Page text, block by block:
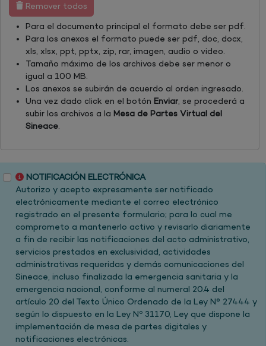
Remover todos
Para el documento principal el formato debe ser pdf.
Para los anexos el formato puede ser pdf, doc, docx,
xls, xlsx, ppt, pptx, zip, rar, imagen, audio o video.
Tamaño máximo de los archivos debe ser menor o
igual a 100 MB.
Los anexos se subirán de acuerdo al orden ingresado.
Una vez dado click en el botón Enviar, se procederá a
subir los archivos a la Mesa de Partes Virtual del
Sineace.
NOTIFICACIÓN ELECTRÓNICA
Autorizo y acepto expresamente ser notificado
electrónicamente mediante el correo electrónico
registrado en el presente formulario; para lo cual me
comprometo a mantenerlo activo y revisarlo diariamente
a fin de recibir las notificaciones del acto administrativo,
servicios prestados en exclusividad, actividades
administrativas requeridas y demás comunicaciones del
Sineace, incluso finalizada la emergencia sanitaria y la
emergencia nacional, conforme al numeral 20.4 del
artículo 20 del Texto Único Ordenado de la Ley N° 27444 y
según lo dispuesto en la Ley Nº 31170, Ley que dispone la
implementación de mesa de partes digitales y
notificaciones electrónicas.